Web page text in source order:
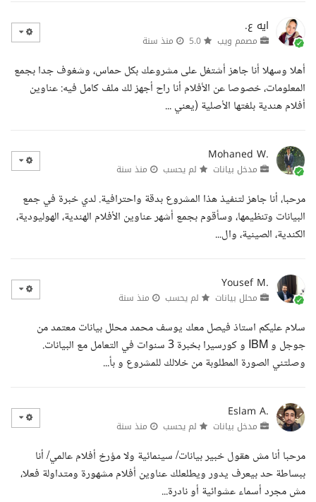
ايه ع.
مصمم ويب منذ سنة
أهلا وسهلا أنا جاهز أشتغل على مشروعك بكل حماس، وشغوف جدا بجمع
المعلومات، خصوصا عن الأفلام أنا راح أجهز لك ملف كامل فيه: عناوين
أفلام هندية بلغتها الأصلية (يعني ...
Mohaned W.
مدخل بيانات لم يحسب منذ سنة
مرحبا، أنا جاهز لتنفيذ هذا المشروع بدقة واحترافية. لدي خبرة في جمع
البيانات وتنظيمها، وسأقوم بجمع أشهر عناوين الأفلام الهندية، الهوليودية،
الكندية، الصينية، وال...
Yousef M.
محلل بيانات لم يحسب منذ سنة
سلام عليكم استاذ فيصل معك يوسف محمد محلل بيانات معتمد من
جوجل و IBM و كورسيرا بخبرة 3 سنوات في التعامل مع البيانات.
وصلتني الصورة المطلوبة من خلالك للمشروع و بأ...
Eslam A.
مدخل بيانات لم يحسب منذ سنة
مرحبا أنا مش هقول خبير بيانات/ سينمائية ولا مؤرخ أفلام عالمي/ أنا
ببساطة حد بيعرف يدور ويطلعلك عناوين أفلام مشهورة ومتداولة فعلا،
مش مجرد أسماء عشوائية أو نادرة...